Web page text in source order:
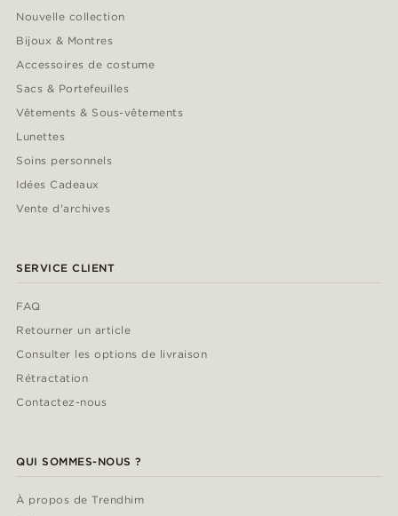
Nouvelle collection
Bijoux & Montres
Accessoires de costume
Sacs & Portefeuilles
Vêtements & Sous-vêtements
Lunettes
Soins personnels
Idées Cadeaux
Vente d'archives
SERVICE CLIENT
FAQ
Retourner un article
Consulter les options de livraison
Rétractation
Contactez-nous
QUI SOMMES-NOUS ?
À propos de Trendhim